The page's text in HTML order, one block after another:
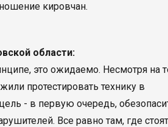
кировчан.
области:
это ожидаемо. Несмотря на
протестировать технику в
- в первую очередь,
Все равно там, где стоят